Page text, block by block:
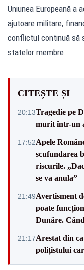
Uniunea Europeană a
ajutoare militare,
conflictul continuă să
statelor membre.
CITEȘTE ȘI
20:13Tragedie pe
murit într-un
17:52Apele
scufundarea
riscurile.
se va anula”
21:49Avertisment
poate
Dunăre.
21:17Arestat din
polițistului